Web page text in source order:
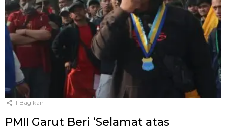
1 Bagikan
PMII Garut Beri ‘Selamat atas